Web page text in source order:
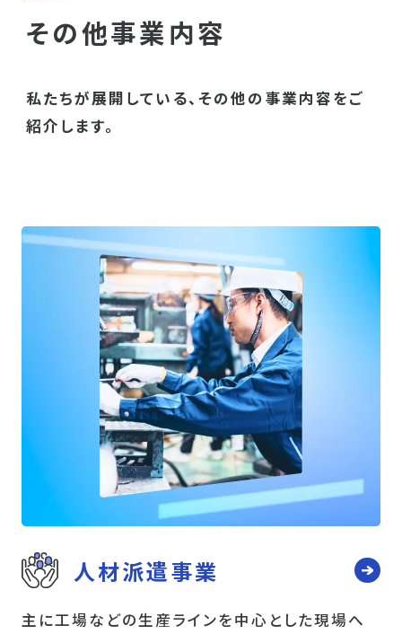
その他事業内容
私たちが展開している、その他の事業内容をご
紹介します。
人材派遣事業
主に工場などの生産ラインを中心とした現場へ